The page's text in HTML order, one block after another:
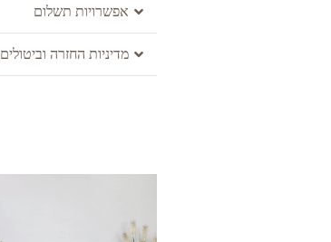
אפשרויות תשלום
מדיניות החזרה וביטולים